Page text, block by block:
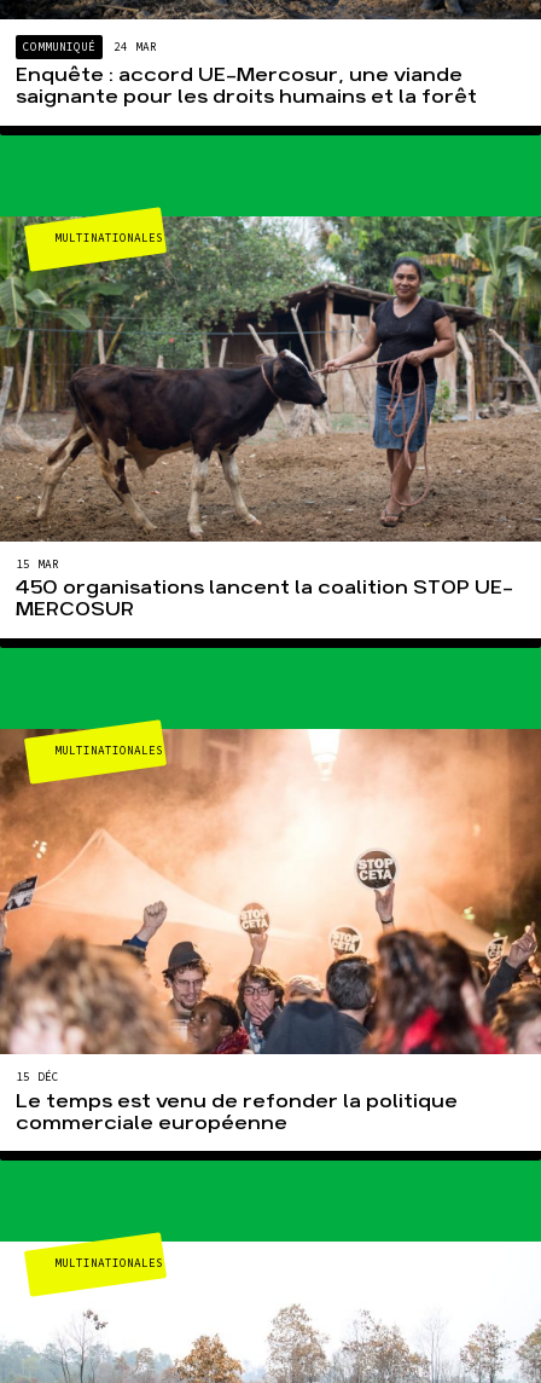
COMMUNIQUÉ 24 MAR
Enquête : accord UE-Mercosur, une viande
saignante pour les droits humains et la forêt
MULTINATIONALES
15 MAR
450 organisations lancent la coalition STOP UE-
MERCOSUR
MULTINATIONALES
15 DÉC
Le temps est venu de refonder la politique
commerciale européenne
MULTINATIONALES